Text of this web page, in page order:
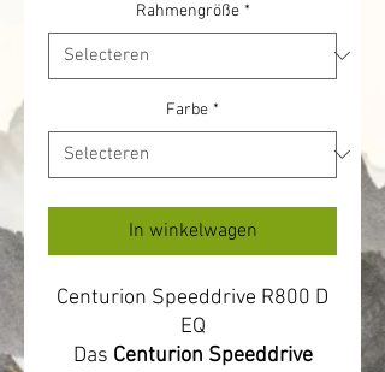
Rahmengröße *
Farbe *
In winkelwagen
Centurion Speeddrive R800 D
EQ
Das Centurion Speeddrive